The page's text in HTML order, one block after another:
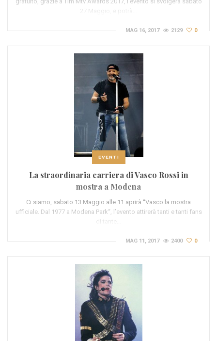
27 Maggio, e potrà…
MAG 16, 2017 2129 0
EVENTI
La straordinaria carriera di Vasco Rossi in
mostra a Modena
Ci siamo, sabato 13 Maggio alle 11 aprirà “Vasco la mostra
ufficiale. Dal 1977 a Modena Park“, l’evento attirerà tanti e tanti fans
di tante…
MAG 11, 2017 2400 0